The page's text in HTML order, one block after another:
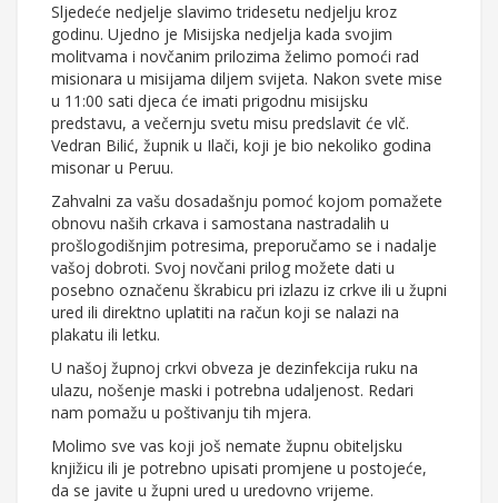
Sljedeće nedjelje slavimo tridesetu nedjelju kroz
godinu. Ujedno je Misijska nedjelja kada svojim
molitvama i novčanim prilozima želimo pomoći rad
misionara u misijama diljem svijeta. Nakon svete mise
u 11:00 sati djeca će imati prigodnu misijsku
predstavu, a večernju svetu misu predslavit će vlč.
Vedran Bilić, župnik u Ilači, koji je bio nekoliko godina
misonar u Peruu.
Zahvalni za vašu dosadašnju pomoć kojom pomažete
obnovu naših crkava i samostana nastradalih u
prošlogodišnjim potresima, preporučamo se i nadalje
vašoj dobroti. Svoj novčani prilog možete dati u
posebno označenu škrabicu pri izlazu iz crkve ili u župni
ured ili direktno uplatiti na račun koji se nalazi na
plakatu ili letku.
U našoj župnoj crkvi obveza je dezinfekcija ruku na
ulazu, nošenje maski i potrebna udaljenost. Redari
nam pomažu u poštivanju tih mjera.
Molimo sve vas koji još nemate župnu obiteljsku
knjižicu ili je potrebno upisati promjene u postojeće,
da se javite u župni ured u uredovno vrijeme.